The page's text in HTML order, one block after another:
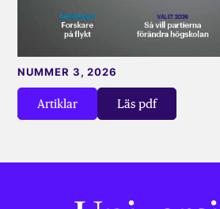
Artiklar Läs pdf
NUMMER 3, 2026